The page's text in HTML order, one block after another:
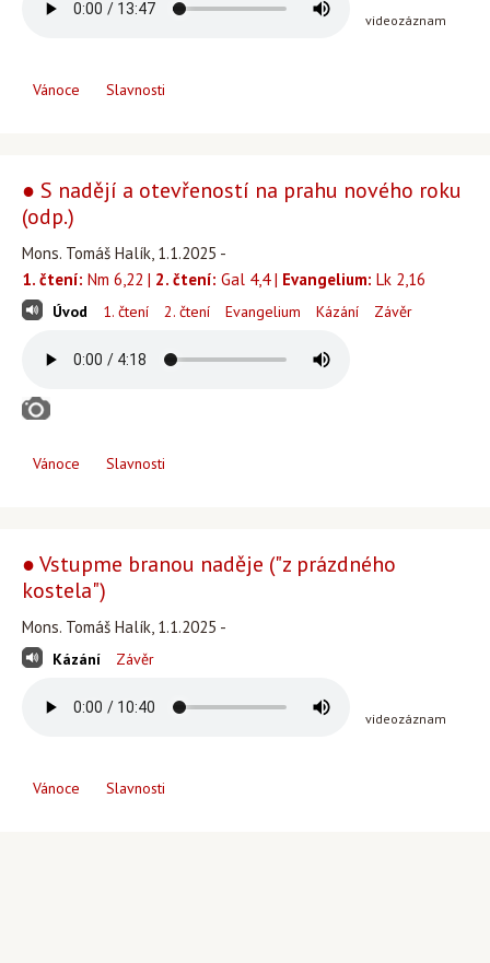
videozáznam
Vánoce Slavnosti
● S nadějí a otevřeností na prahu nového roku
(odp.)
Mons. Tomáš Halík, 1.1.2025 -
1. čtení: Nm 6,22 | 2. čtení: Gal 4,4 | Evangelium: Lk 2,16
Úvod 1. čtení 2. čtení Evangelium Kázání Závěr
Vánoce Slavnosti
● Vstupme branou naděje ("z prázdného
kostela")
Mons. Tomáš Halík, 1.1.2025 -
Kázání Závěr
videozáznam
Vánoce Slavnosti